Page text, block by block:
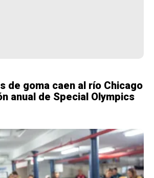
de goma caen al río Chicago
anual de Special Olympics